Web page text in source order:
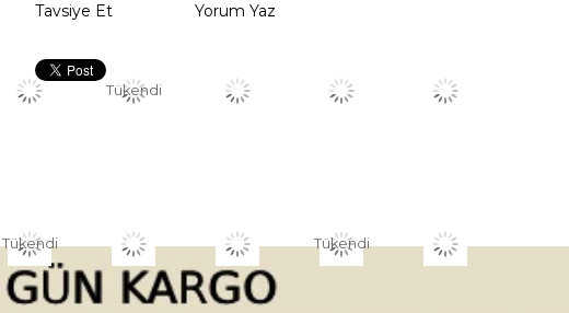
Tükendi
Tükendi Tükendi
Tavsiye Et Yorum Yaz